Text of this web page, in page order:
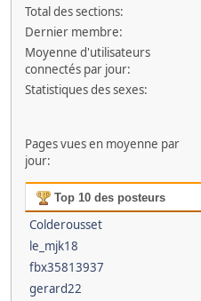
Total des sections:
Dernier membre:
Moyenne d'utilisateurs
connectés par jour:
Statistiques des sexes:
Pages vues en moyenne par
jour:
Top 10 des posteurs
Colderousset
le_mjk18
fbx35813937
gerard22